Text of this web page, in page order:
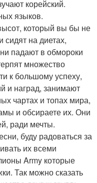
корейский.
языков.
который вы бы не
на диетах,
падают в обмороки
множество
к большому успеху,
и наград, занимают
чартах и топах мира,
и обсираете их. Они
ради мечты.
буду радоваться за
их всеми
Army которые
Так можно сказать